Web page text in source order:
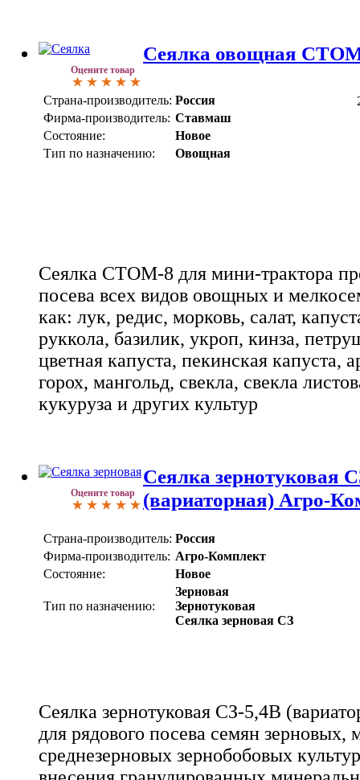
Оцените товар
Сеялка овощная
Страна-производитель: Россия
Фирма-производитель: Ставмаш
Состояние:
Новое
Тип по назначению:
Овощная
Сеялка СТОМ-8 для мини-трактора
посева всех видов овощных и
как: лук, редис, морковь, салат,
руккола, базилик, укроп, кинза,
цветная капуста, пекинская капуста,
горох, мангольд, свекла, свекла
кукуруза и других культур
Оцените товар
Сеялка зернотуковая
(вариаторная) Агро-
Страна-производитель: Россия
Фирма-производитель: Агро-Комплект
Состояние:
Новое
Тип по назначению:
Зерновая
Зернотуковая
Сеялка зерновая СЗ
Сеялка зернотуковая СЗ-5,4В
для рядового посева семян зерновых,
среднезерновых зернобобовых